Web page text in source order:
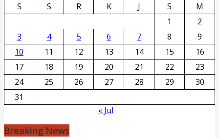
S
S R K J S
M
1
2
3
4 5 6 7 8
9
10
11 12 13 14 15
16
17
18 19 20 21 22
23
24
25 26 27 28 29
30
31
« Jul
Breaking News